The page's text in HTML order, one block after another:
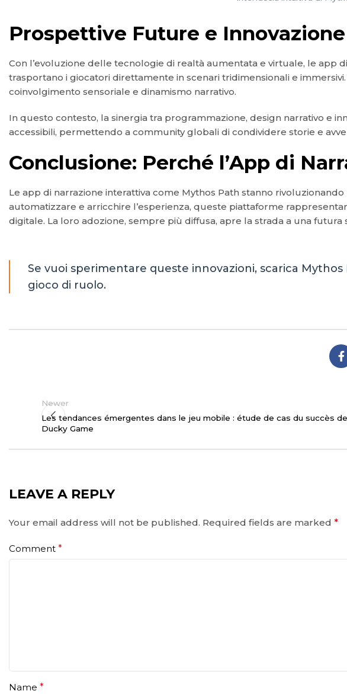
Prospettive Future e
Con l’evoluzione delle tecnologie di realtà aumentata e virtuale, le app
trasportano i giocatori direttamente in scenari tridimensionali e
coinvolgimento sensoriale e dinamismo narrativo.
In questo contesto, la sinergia tra programmazione, design narrativo e
accessibili, permettendo a community globali di condividere storie e
Conclusione: Perché l’App di
Le app di narrazione interattiva come Mythos Path stanno
automatizzare e arricchire l’esperienza, queste piattaforme
digitale. La loro adozione, sempre più diffusa, apre la strada a una futura
Se vuoi sperimentare queste innovazioni, scarica
gioco di ruolo.
Newer
Les tendances émergentes dans le jeu mobile : étude de cas du succès
Ducky Game
LEAVE A REPLY
Your email address will not be published. Required fields are marked *
Comment *
Name *